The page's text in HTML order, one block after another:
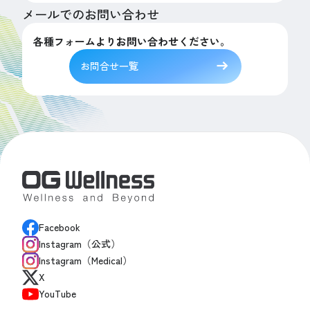
メールでのお問い合わせ
各種フォームよりお問い合わせください。
お問合せ一覧
Facebook
Instagram（公式）
Instagram（Medical）
X
YouTube